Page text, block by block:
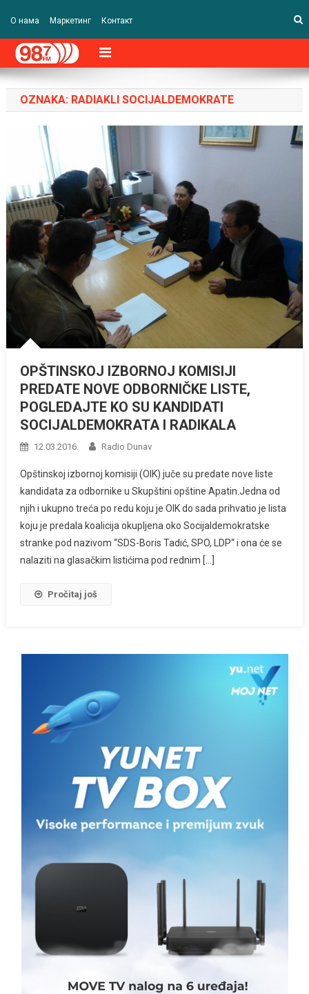
О нама Маркетинг Контакт
OZNAKA: RADIAKLI SOCIJALDEMOKRATE
OPŠTINSKOJ IZBORNOJ KOMISIJI
PREDATE NOVE ODBORNIČKE LISTE,
POGLEDAJTE KO SU KANDIDATI
SOCIJALDEMOKRATA I RADIKALA
12.03.2016. Radio Dunav
Opštinskoj izbornoj komisiji (OIK) juče su predate nove liste
kandidata za odbornike u Skupštini opštine Apatin.Jedna od
njih i ukupno treća po redu koju je OIK do sada prihvatio je lista
koju je predala koalicija okupljena oko Socijaldemokratske
stranke pod nazivom “SDS-Boris Tadić, SPO, LDP“ i ona će se
nalaziti na glasačkim listićima pod rednim […]
Pročitaj još